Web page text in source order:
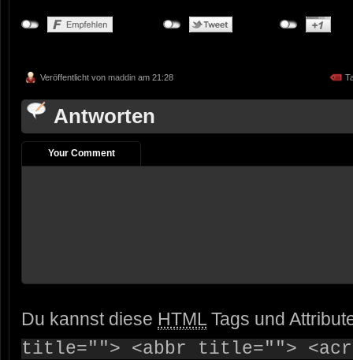
Veröffentlicht von maddin am 21:28
Antworten
Your Comment
Du kannst diese HTML Tags und
title=""> <abbr title="">